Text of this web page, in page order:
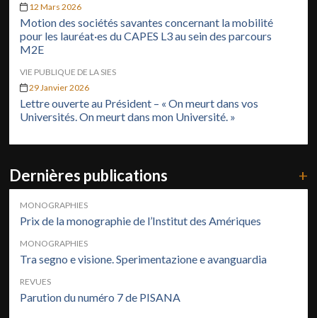
12 Mars 2026
Motion des sociétés savantes concernant la mobilité
pour les lauréat·es du CAPES L3 au sein des parcours
M2E
VIE PUBLIQUE DE LA SIES
29 Janvier 2026
Lettre ouverte au Président – « On meurt dans vos
Universités. On meurt dans mon Université. »
Dernières publications +
MONOGRAPHIES
Prix de la monographie de l’Institut des Amériques
MONOGRAPHIES
Tra segno e visione. Sperimentazione e avanguardia
REVUES
Parution du numéro 7 de PISANA